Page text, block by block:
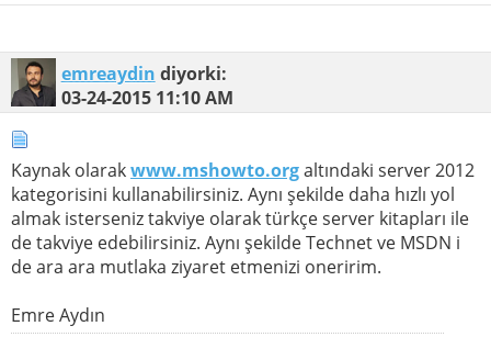
emreaydin diyorki:
03-24-2015 11:10 AM
Kaynak olarakwww.mshowto.orgaltındaki server 2012
kategorisini kullanabilirsiniz. Aynı şekilde daha hızlı yol
almak isterseniz takviye olarak türkçe server kitapları ile
de takviye edebilirsiniz. Aynı şekilde Technet ve MSDN i
de ara ara mutlaka ziyaret etmenizi oneririm.
Emre Aydın